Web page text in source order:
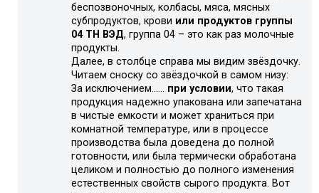
беспозвоночных, колбасы, мяса, мясных
субпродуктов, крови или продуктов группы
04 ТН ВЭД, группа 04 – это как раз молочные
продукты.
Далее, в столбце справа мы видим звёздочку.
Читаем сноску со звёздочкой в самом низу:
За исключением…… при условии, что такая
продукция надежно упакована или запечатана
в чистые емкости и может храниться при
комнатной температуре, или в процессе
производства была доведена до полной
готовности, или была термически обработана
целиком и полностью до полного изменения
естественных свойств сырого продукта. Вот